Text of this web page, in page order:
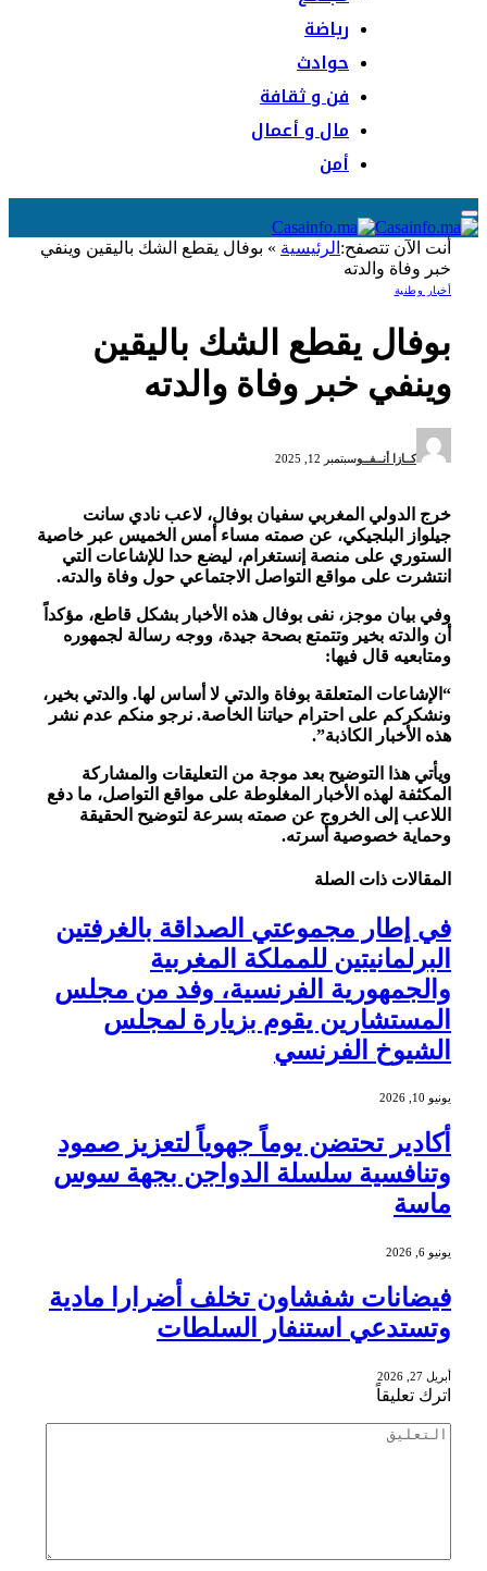
رياضة
حوادث
فن و ثقافة
مال و أعمال
أمن
أنت الآن تتصفح:الرئيسية»بوفال يقطع الشك باليقين وينفي
خبر وفاة والدته
أخبار وطنية
بوفال يقطع الشك باليقين
وينفي خبر وفاة والدته
كــازا أنــفــوسبتمبر 12, 2025
خرج الدولي المغربي سفيان بوفال، لاعب نادي سانت
جيلواز البلجيكي، عن صمته مساء أمس الخميس عبر خاصية
الستوري على منصة إنستغرام، ليضع حدا للإشاعات التي
انتشرت على مواقع التواصل الاجتماعي حول وفاة والدته.
وفي بيان موجز، نفى بوفال هذه الأخبار بشكل قاطع، مؤكداً
أن والدته بخير وتتمتع بصحة جيدة، ووجه رسالة لجمهوره
ومتابعيه قال فيها:
“الإشاعات المتعلقة بوفاة والدتي لا أساس لها. والدتي بخير،
ونشكركم على احترام حياتنا الخاصة. نرجو منكم عدم نشر
هذه الأخبار الكاذبة”.
ويأتي هذا التوضيح بعد موجة من التعليقات والمشاركة
المكثفة لهذه الأخبار المغلوطة على مواقع التواصل، ما دفع
اللاعب إلى الخروج عن صمته بسرعة لتوضيح الحقيقة
وحماية خصوصية أسرته.
المقالاتذات الصلة
في إطار مجموعتي الصداقة بالغرفتين
البرلمانيتين للمملكة المغربية
والجمهورية الفرنسية، وفد من مجلس
المستشارين يقوم بزيارة لمجلس
الشيوخ الفرنسي
يونيو 10, 2026
أكادير تحتضن يوماً جهوياً لتعزيز صمود
وتنافسية سلسلة الدواجن بجهة سوس
ماسة
يونيو 6, 2026
فيضانات شفشاون تخلف أضرارا مادية
وتستدعي استنفار السلطات
أبريل 27, 2026
اترك تعليقاً